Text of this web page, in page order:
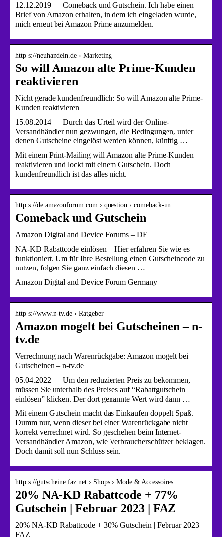
12.12.2019 — Comeback und Gutschein. Ich habe einen
Brief von Amazon erhalten, in dem ich eingeladen wurde,
mich erneut bei Amazon Prime anzumelden.
http s://neuhandeln.de › Marketing
So will Amazon alte Prime-Kunden
reaktivieren
Nicht gerade kundenfreundlich: So will Amazon alte Prime-
Kunden reaktivieren
15.08.2014 — Durch das Urteil wird der Online-
Versandhändler nun gezwungen, die Bedingungen, unter
denen Gutscheine eingelöst werden können, künftig …
Mit einem Print-Mailing will Amazon alte Prime-Kunden
reaktivieren und lockt mit einem Gutschein. Doch
kundenfreundlich ist das alles nicht.
http s://de.amazonforum.com › question › comeback-un…
Comeback und Gutschein
Amazon Digital and Device Forums – DE
NA-KD Rabattcode einlösen – Hier erfahren Sie wie es
funktioniert. Um für Ihre Bestellung einen Gutscheincode zu
nutzen, folgen Sie ganz einfach diesen …
Amazon Digital and Device Forum Germany
http s://www.n-tv.de › Ratgeber
Amazon mogelt bei Gutscheinen – n-
tv.de
Verrechnung nach Warenrückgabe: Amazon mogelt bei
Gutscheinen – n-tv.de
05.04.2022 — Um den reduzierten Preis zu bekommen,
müssen Sie unterhalb des Preises auf “Rabattgutschein
einlösen” klicken. Der dort genannte Wert wird dann …
Mit einem Gutschein macht das Einkaufen doppelt Spaß.
Dumm nur, wenn dieser bei einer Warenrückgabe nicht
korrekt verrechnet wird. So geschehen beim Internet-
Versandhändler Amazon, wie Verbraucherschützer beklagen.
Doch damit soll nun Schluss sein.
http s://gutscheine.faz.net › Shops › Mode & Accessoires
20% NA-KD Rabattcode + 77%
Gutschein | Februar 2023 | FAZ
20% NA-KD Rabattcode + 30% Gutschein | Februar 2023 |
FAZ